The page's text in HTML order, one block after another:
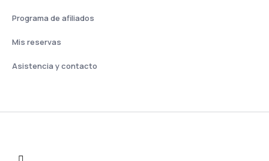
Programa de afiliados
Mis reservas
Asistencia y contacto